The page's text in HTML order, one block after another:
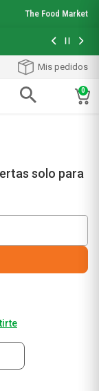
The Food Market
Hasta 6
Mis pedidos
0
solo para